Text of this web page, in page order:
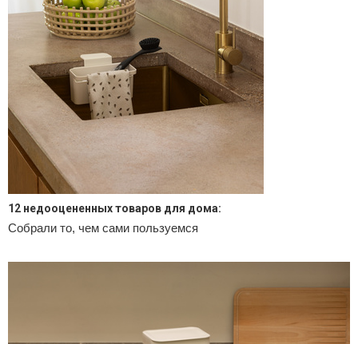
12 недооцененных товаров для дома:
Собрали то, чем сами пользуемся